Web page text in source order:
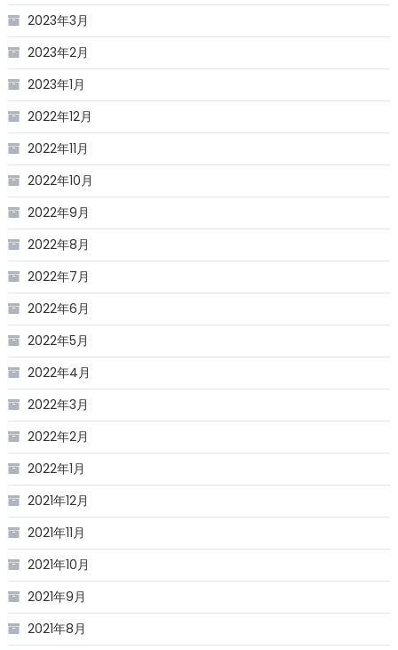
2023年3月
2023年2月
2023年1月
2022年12月
2022年11月
2022年10月
2022年9月
2022年8月
2022年7月
2022年6月
2022年5月
2022年4月
2022年3月
2022年2月
2022年1月
2021年12月
2021年11月
2021年10月
2021年9月
2021年8月